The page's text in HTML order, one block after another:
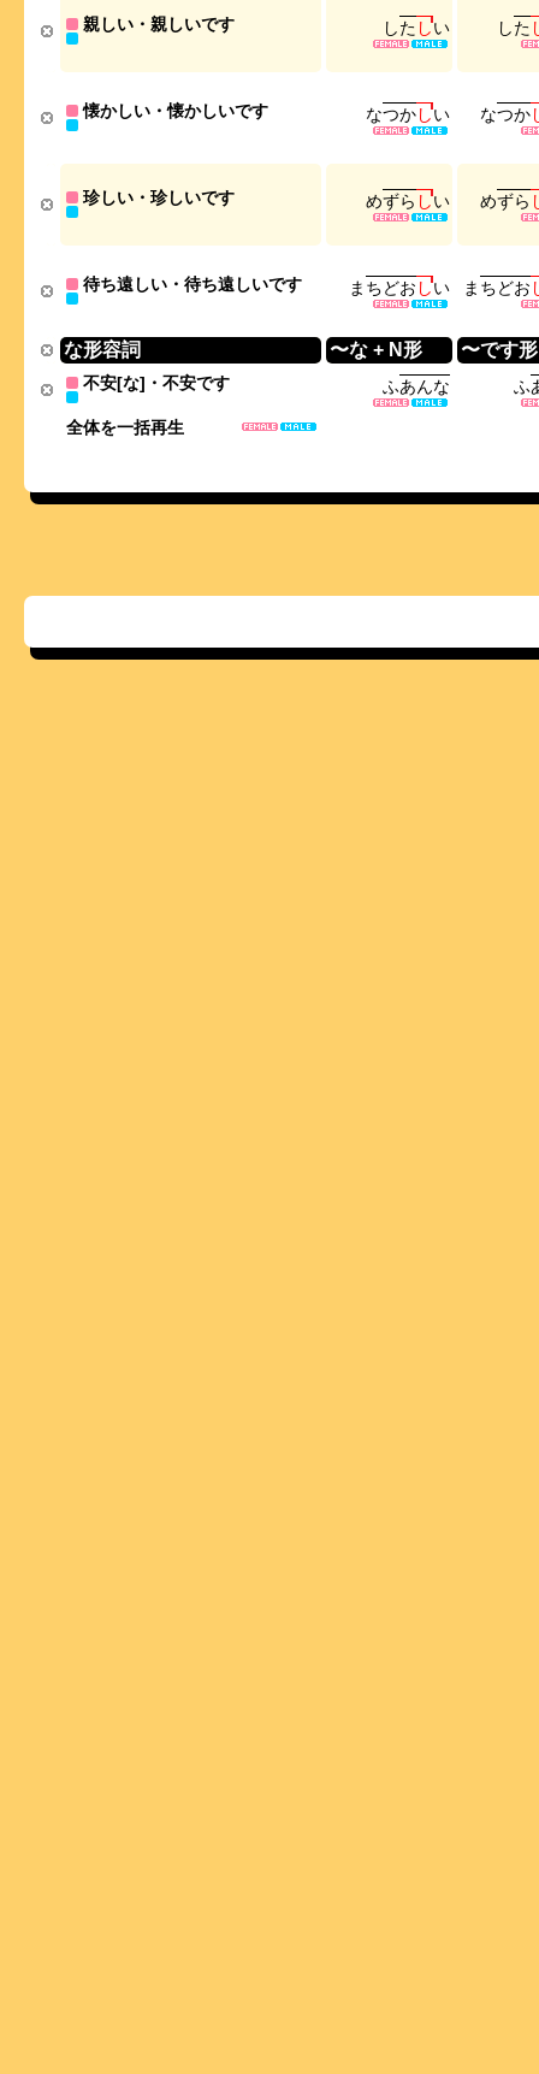
全体を一括再生
親しい・親しいです した しい した
懐かしい・懐かしいです なつかしい なつか
珍しい・珍しいです めずら しい めずら
待ち遠しい・待ち遠しいです ま ちどお しい ま ちどお
な形容詞 〜な + N形 〜です形
不安[な]・不安です ふあんな ふ